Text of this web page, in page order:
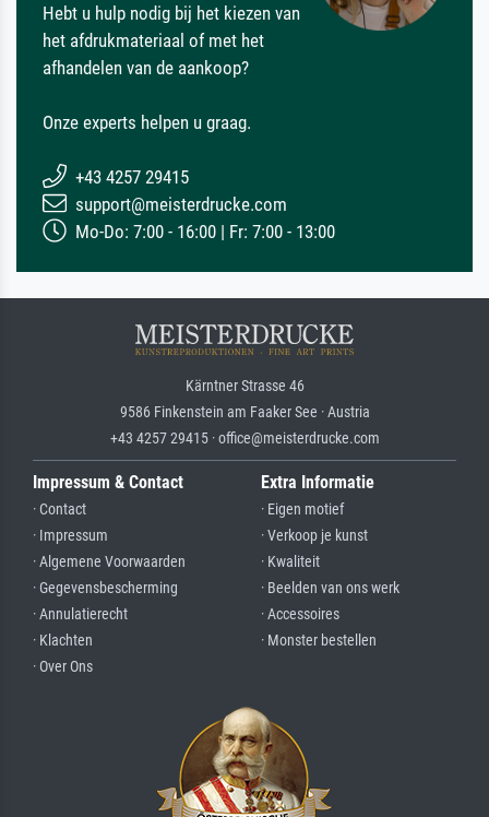
Hebt u hulp nodig bij het kiezen van
het afdrukmateriaal of met het
afhandelen van de aankoop?
Onze experts helpen u graag.
+43 4257 29415
support@meisterdrucke.com
Mo-Do: 7:00 - 16:00 | Fr: 7:00 - 13:00
Kärntner Strasse 46
9586 Finkenstein am Faaker See · Austria
+43 4257 29415 · office@meisterdrucke.com
Impressum & Contact
· Contact
· Impressum
· Algemene Voorwaarden
· Gegevensbescherming
· Annulatierecht
· Klachten
· Over Ons
Extra Informatie
· Eigen motief
· Verkoop je kunst
· Kwaliteit
· Beelden van ons werk
· Accessoires
· Monster bestellen